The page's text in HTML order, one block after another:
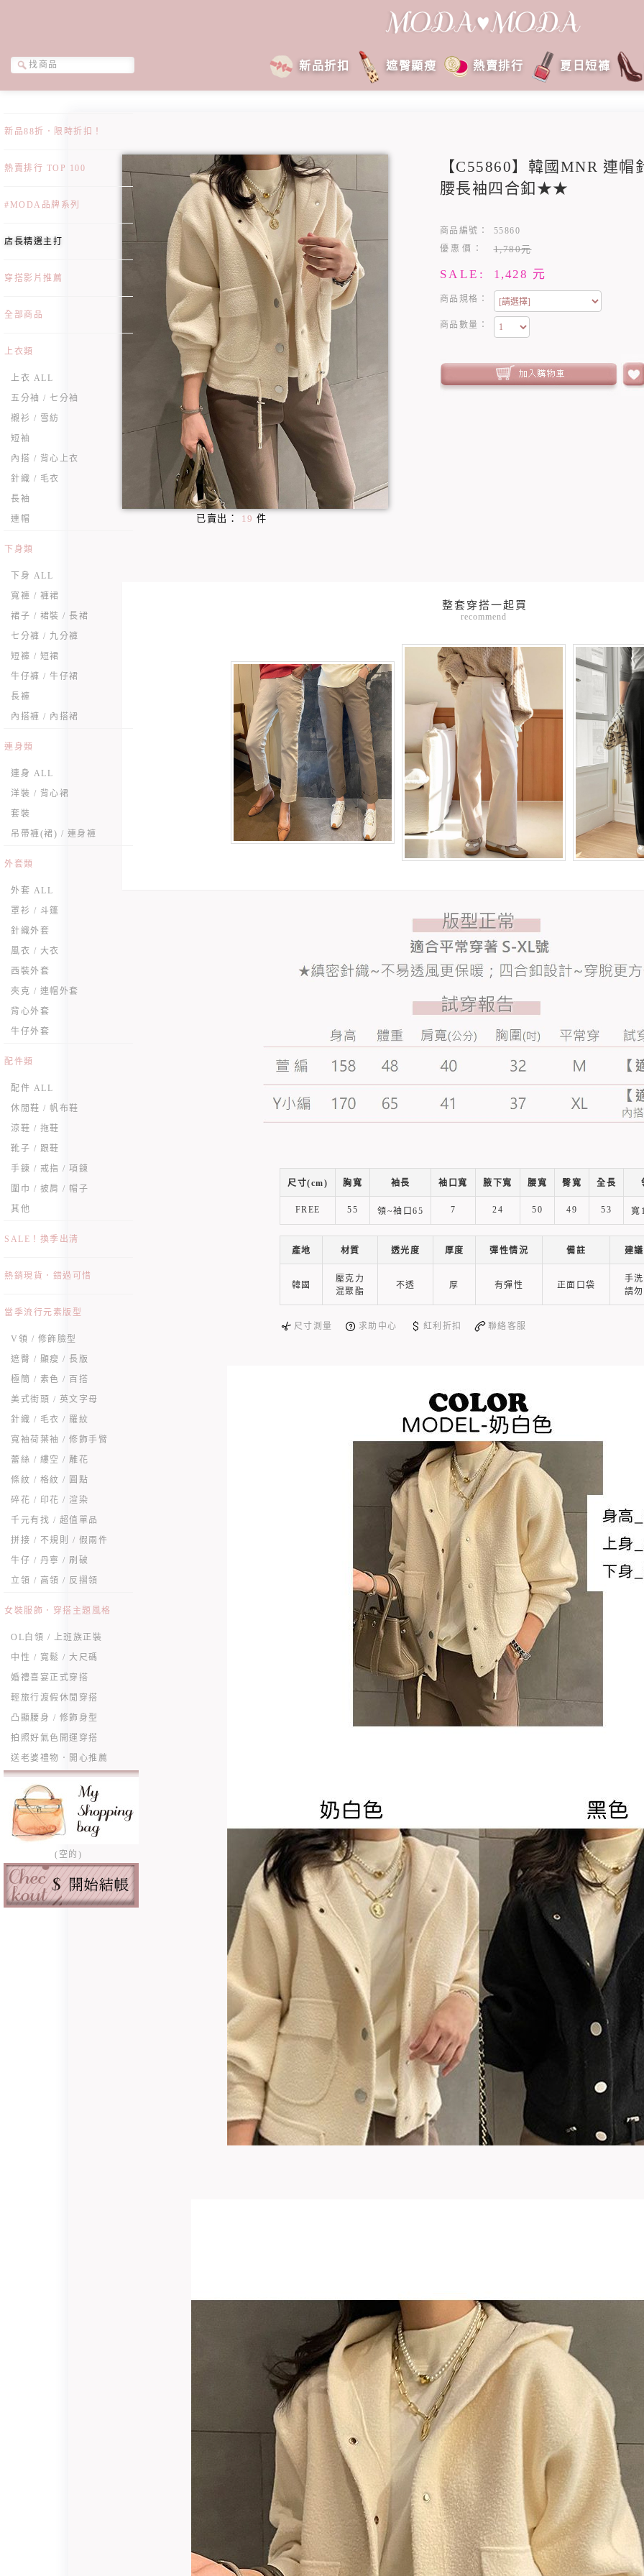
新品折扣 遮臀顯瘦 熱賣排行 夏日短褲
新品88折．限時折扣！
熱賣排行 TOP 100
#MODA品牌系列
店長精選主打
穿搭影片推薦
全部商品
上衣類
上衣 ALL
五分袖 / 七分袖
襯衫 / 雪紡
短袖
內搭 / 背心上衣
針織 / 毛衣
長袖
連帽
下身類
下身 ALL
寬褲 / 褲裙
裙子 / 裙裝 / 長裙
七分褲 / 九分褲
短褲 / 短裙
牛仔褲 / 牛仔裙
長褲
內搭褲 / 內搭裙
連身類
連身 ALL
洋裝 / 背心裙
套裝
吊帶褲(裙) / 連身褲
外套類
外套 ALL
罩衫 / 斗篷
針織外套
風衣 / 大衣
西裝外套
夾克 / 連帽外套
背心外套
牛仔外套
配件類
配件 ALL
休閒鞋 / 帆布鞋
涼鞋 / 拖鞋
靴子 / 跟鞋
手鍊 / 戒指 / 項鍊
圍巾 / 披肩 / 帽子
其他
SALE！換季出清
熱銷現貨．錯過可惜
當季流行元素版型
V領 / 修飾臉型
遮臀 / 顯瘦 / 長版
極簡 / 素色 / 百搭
美式街頭 / 英文字母
針織 / 毛衣 / 羅紋
寬袖荷葉袖 / 修飾手臂
蕾絲 / 縷空 / 雕花
條紋 / 格紋 / 圓點
碎花 / 印花 / 渲染
千元有找 / 超值單品
拼接 / 不規則 / 假兩件
牛仔 / 丹寧 / 刷破
立領 / 高領 / 反摺領
女裝服飾．穿搭主題風格
OL白領 / 上班族正裝
中性 / 寬鬆 / 大尺碼
婚禮喜宴正式穿搭
輕旅行渡假休閒穿搭
凸顯腰身 / 修飾身型
拍照好氣色開運穿搭
送老婆禮物．開心推薦
(空的)
已賣出： 19 件
【C55860】韓國MNR 連
腰長袖四合釦★★
商品編號：
55860
優惠價：
1,780元
SALE: 1,428 元
商品規格：
商品數量：
recommend
尺寸(cm) 胸寬 袖長 袖口寬 腋下寬 腰寬 臀寬 全長
FREE 55 領~袖口65 7 24 50 49 53 寬
產地 材質 透光度 厚度 彈性情況 備註 建
韓國
壓克力
混聚酯
不透 厚 有彈性 正面口袋
手
請
尺寸測量 求助中心 紅利折扣 聯絡客服